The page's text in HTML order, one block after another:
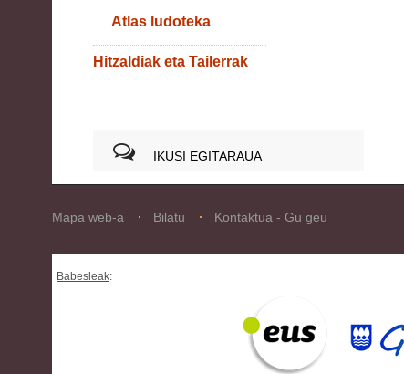
Atlas ludoteka
Hitzaldiak eta Tailerrak
IKUSI EGITARAUA
Mapa web-a Bilatu Kontaktua - Gu geu
Babesleak: